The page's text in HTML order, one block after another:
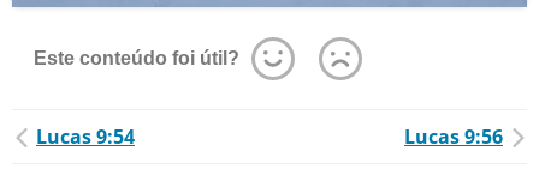
Este conteúdo foi útil?
Lucas 9:54 Lucas 9:56